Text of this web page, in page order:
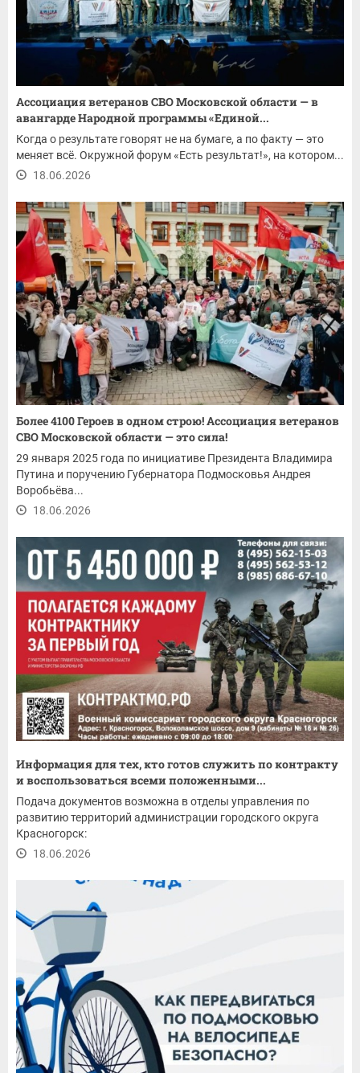
Ассоциация ветеранов СВО Московской области — в
авангарде Народной программы «Единой...
Когда о результате говорят не на бумаге, а по факту — это
меняет всё. Окружной форум «Есть результат!», на котором...
18.06.2026
Более 4100 Героев в одном строю! Ассоциация ветеранов
СВО Московской области — это сила!
29 января 2025 года по инициативе Президента Владимира
Путина и поручению Губернатора Подмосковья Андрея
Воробьёва...
18.06.2026
Информация для тех, кто готов служить по контракту
и воспользоваться всеми положенными...
Подача документов возможна в отделы управления по
развитию территорий администрации городского округа
Красногорск:
18.06.2026